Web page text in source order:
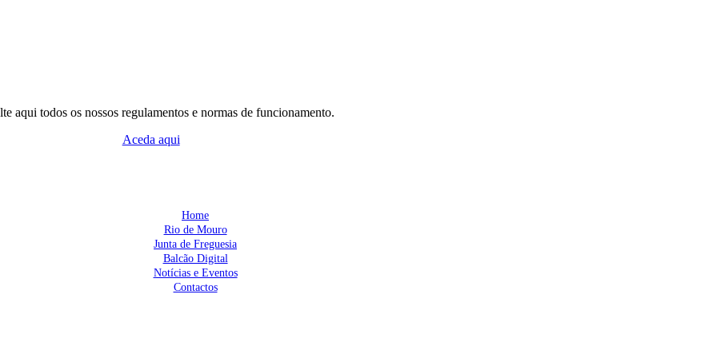
aqui todos os nossos regulamentos e normas de funcionamento.
Aceda aqui
Home
Rio de Mouro
Junta de Freguesia
Balcão Digital
Notícias e Eventos
Contactos